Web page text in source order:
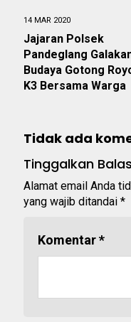
14 MAR 2020
Jajaran Polsek
Pandeglang
Budaya Gotong
K3 Bersama Warga
Tidak ada
Tinggalkan
Alamat email Anda
yang wajib ditandai *
Komentar*